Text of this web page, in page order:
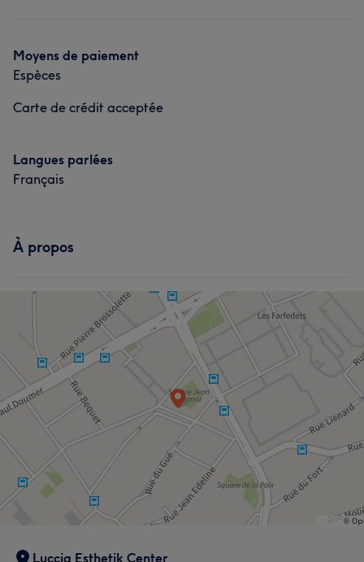
Moyens de paiement
Espèces
Carte de crédit acceptée
Langues parlées
Français
À propos
Luccia Esthetik Center